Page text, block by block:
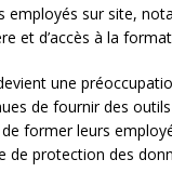
employés sur site,
et d’accès à la
une
de fournir des
former leurs
de protection des